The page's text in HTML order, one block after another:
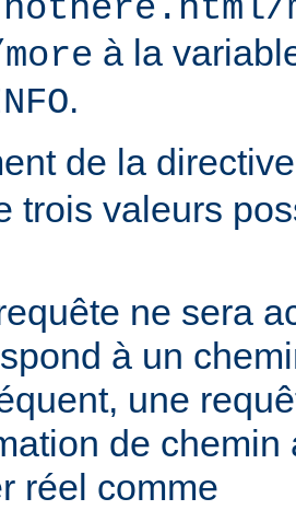
à la
.
de la
trois valeurs
ne sera
à un
une
de chemin
réel comme